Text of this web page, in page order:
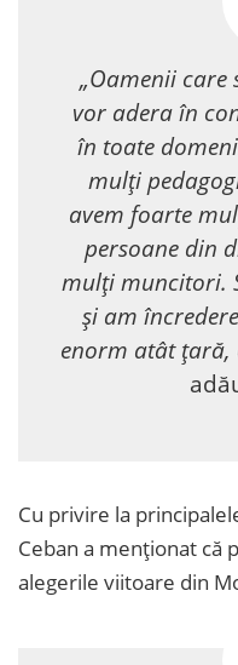
„Oamenii care
vor adera în
în toate
mulți
avem foarte
persoane din
mulți muncitori.
și am
enorm atât țară,
Cu privire la
Ceban a menționat că
alegerile viitoare din